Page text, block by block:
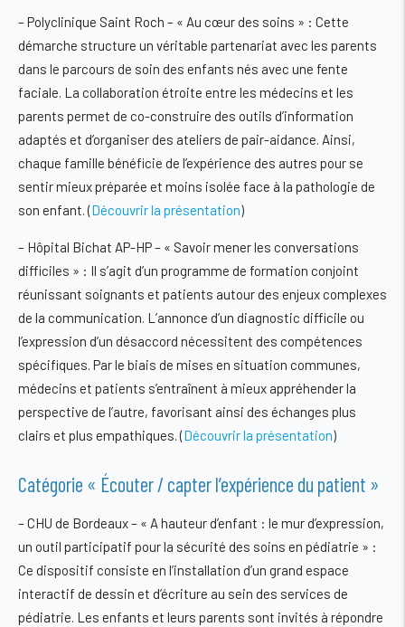
–Polyclinique Saint Roch – « Au cœur des soins » : Cette
démarche structure un véritable partenariat avec les parents
dans le parcours de soin des enfants nés avec une fente
faciale. La collaboration étroite entre les médecins et les
parents permet de co-construire des outils d’information
adaptés et d’organiser des ateliers de pair-aidance. Ainsi,
chaque famille bénéficie de l’expérience des autres pour se
sentir mieux préparée et moins isolée face à la pathologie de
son enfant. (Découvrir la présentation)
– Hôpital Bichat AP-HP – « Savoir mener les conversations
difficiles » : Il s’agit d’un programme de formation conjoint
réunissant soignants et patients autour des enjeux complexes
de la communication. L’annonce d’un diagnostic difficile ou
l’expression d’un désaccord nécessitent des compétences
spécifiques. Par le biais de mises en situation communes,
médecins et patients s’entraînent à mieux appréhender la
perspective de l’autre, favorisant ainsi des échanges plus
clairs et plus empathiques. (Découvrir la présentation)
Catégorie « Écouter / capter l’expérience du patient »
–CHU de Bordeaux – « A hauteur d’enfant : le mur d’expression,
un outil participatif pour la sécurité des soins en pédiatrie » :
Ce dispositif consiste en l’installation d’un grand espace
interactif de dessin et d’écriture au sein des services de
pédiatrie. Les enfants et leurs parents sont invités à répondre